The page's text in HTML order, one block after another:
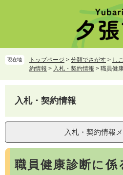
頭
で
飛
ば
て
へ
現在地 トップページ > 分類でさがす > し
約情報 > 入札・契約情報 > 職員健
入札・契約情報
入札・契約情報
本
職員健康診断に係